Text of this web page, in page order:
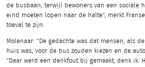
de busbaan, terwijl bewoners van een sociale
eind moeten lopen naar de halte", merkt
toeval te zijn.
Molenaar: "De gedachte was dat mensen, als
huis was, voor de bus zouden kiezen en de
"Daar werd een denkfout bij gemaakt, denk ik.